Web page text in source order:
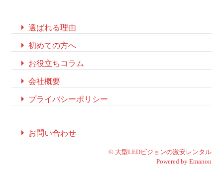
 選ばれる理由
 初めての方へ
 お役立ちコラム
 会社概要
 プライバシーポリシー
 お問い合わせ
© 大型LEDビジョンの激安レンタル
Powered by Emanon